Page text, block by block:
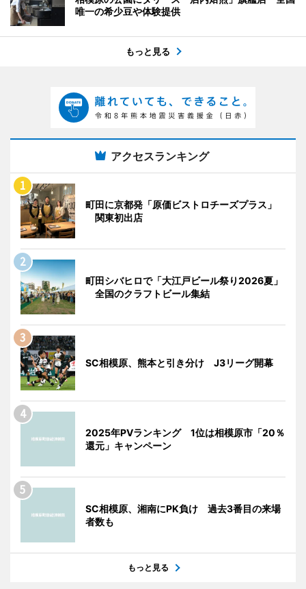
唯一の希少豆や体験提供
もっと見る
アクセスランキング
町田に京都発「原価ビストロチーズプラス」
関東初出店
町田シバヒロで「大江戸ビール祭り2026夏」
全国のクラフトビール集結
SC相模原、熊本と引き分け J3リーグ開幕
2025年PVランキング 1位は相模原市「20％
還元」キャンペーン
SC相模原、湘南にPK負け 過去3番目の来場
者数も
もっと見る